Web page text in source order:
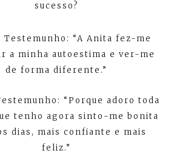
sucesso?
Testemunho: “A Anita fez-me
a minha autoestima e ver-me
de forma diferente.”
“Porque adoro toda
tenho agora sinto-me bonita
dias, mais confiante e mais
feliz.”